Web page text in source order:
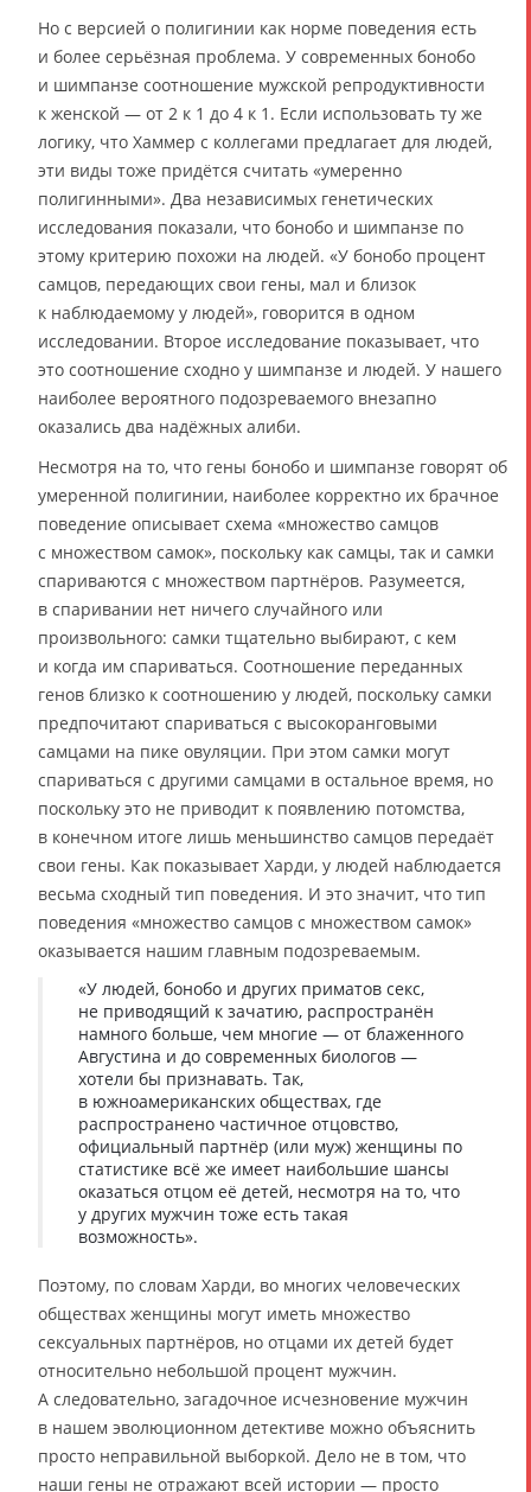
Но с версией о полигинии как норме поведения есть
и более серьёзная проблема. У современных бонобо
и шимпанзе соотношение мужской репродуктивности
к женской — от 2 к 1 до 4 к 1. Если использовать ту же
логику, что Хаммер с коллегами предлагает для людей,
эти виды тоже придётся считать «умеренно
полигинными». Два независимых генетических
исследования показали, что бонобо и шимпанзе по
этому критерию похожи на людей. «У бонобо процент
самцов, передающих свои гены, мал и близок
к наблюдаемому у людей», говорится в одном
исследовании. Второе исследование показывает, что
это соотношение сходно у шимпанзе и людей. У нашего
наиболее вероятного подозреваемого внезапно
оказались два надёжных алиби.
Несмотря на то, что гены бонобо и шимпанзе говорят об
умеренной полигинии, наиболее корректно их брачное
поведение описывает схема «множество самцов
с множеством самок», поскольку как самцы, так и самки
спариваются с множеством партнёров. Разумеется,
в спаривании нет ничего случайного или
произвольного: самки тщательно выбирают, с кем
и когда им спариваться. Соотношение переданных
генов близко к соотношению у людей, поскольку самки
предпочитают спариваться с высокоранговыми
самцами на пике овуляции. При этом самки могут
спариваться с другими самцами в остальное время, но
поскольку это не приводит к появлению потомства,
в конечном итоге лишь меньшинство самцов передаёт
свои гены. Как показывает Харди, у людей наблюдается
весьма сходный тип поведения. И это значит, что тип
поведения «множество самцов с множеством самок»
оказывается нашим главным подозреваемым.
«У людей, бонобо и других приматов секс,
не приводящий к зачатию, распространён
намного больше, чем многие — от блаженного
Августина и до современных биологов —
хотели бы признавать. Так,
в южноамериканских обществах, где
распространено частичное отцовство,
официальный партнёр (или муж) женщины по
статистике всё же имеет наибольшие шансы
оказаться отцом её детей, несмотря на то, что
у других мужчин тоже есть такая
возможность».
Поэтому, по словам Харди, во многих человеческих
обществах женщины могут иметь множество
сексуальных партнёров, но отцами их детей будет
относительно небольшой процент мужчин.
А следовательно, загадочное исчезновение мужчин
в нашем эволюционном детективе можно объяснить
просто неправильной выборкой. Дело не в том, что
наши гены не отражают всей истории — просто